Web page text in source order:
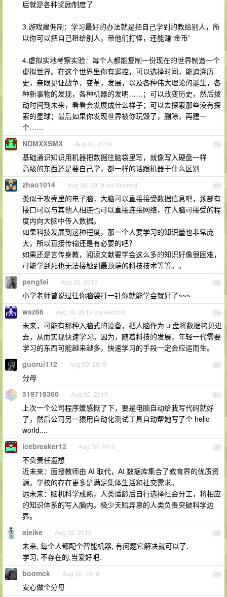
后就是各种奖励制度了
3.游戏雇佣制：学习最好的办法就是把自己学到的教给别人，所
以你可以把自己租给别人，带他们打怪，还能赚“金币”
4.虚拟实地考察实验：每个人都能复制一份现在的世界制造一个
虚拟世界。在这个世界里你有遥控，可以选择时间，能追溯历
史，亲眼见证战争，变革，发展，以及各种伟大理论的诞生，各
种新事物的发现，各种机器的发明……；可以改变历史，然后拨
动时间到未来，看看会发展成什么样子；可以去探索那些没有探
索的星球；最后如果你发现世界被你玩毁了，删除，再建一
个……
16
NDMXXSMX Aug 30, 2019
基础通识知识用机器把数据往脑袋里写，就像写入硬盘一样
高级的东西还是要自己学，都一样的话跟机器于什么区别
17
zhao1014 Aug 30, 2019 via Android
类似于攻壳里的电子脑，大脑可以直接接受数据信息吧，颈部有
接口可以与其他人相连也可以直接连接网络，在人脑可接受的程
度内向大脑中传入数据。
如果科技发展到这种程度，那一个人要学习的知识量也非常庞
大，所以直接传输还是有必要的吧？
如果还是言传身教，阅读文献要学会这么多的知识好像很困难，
可能学到死也无法接触到最顶端的科技技术等等。。
18
pengfei Aug 30, 2019
小学老师曾说过往你脑袋打一针你就能学会就好了~~~
19
wsz66 Aug 30, 2019 via Android
未来，可能有那种入脑式的设备，把人脑作为 u 盘将数据拷贝进
去，从而实现快速学习。因为，随着科技的发展，年轻一代需要
学习的东西可能越来越多，快速学习的手段一定会应运而生。
20
guorui112 Aug 30, 2019
分母
21
519718366 Aug 30, 2019
上次一个公司程序媛感慨了下，要是电脑自动给我写代码就好
了，然后公司另一猿用自动化测试工具自动帮她写了个 hello
world....
22
icebreaker12 Aug 30, 2019
不负责任遐想
近未来：面授教师由 AI 取代，AI 数据库集合了教育界的优质资
源。学校的存在更多是满足集体生活和社交需求。
远未来：脑机科学成熟，人类适龄后自行选择社会分工，将相应
的知识体系的写入脑内。极少天赋异禀的人类负责突破科学边
界。
23
aieike Aug 30, 2019
未来, 每个人都配个智能机器, 有问题它解决就可以了.
学习, 不存在的,当爱好吧.
24
boomck Aug 30, 2019
安心做个分母